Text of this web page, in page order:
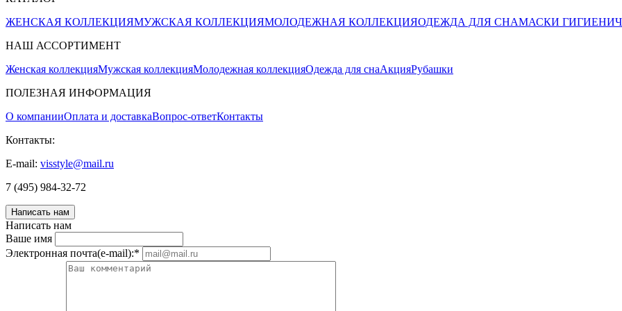
ЖЕНСКАЯ КОЛЛЕКЦИЯМУЖСКАЯ КОЛЛЕКЦИЯМОЛОДЕЖНАЯ КОЛЛЕКЦИЯОДЕЖДА ДЛЯ СНАМАСКИ
НАШ АССОРТИМЕНТ
Женская коллекцияМужская коллекцияМолодежная коллекцияОдежда для снаАкцияРубашки
ПОЛЕЗНАЯ ИНФОРМАЦИЯ
О компанииОплата и доставкаВопрос-ответКонтакты
Контакты:
E-mail: visstyle@mail.ru
7 (495) 984-32-72
Написать нам
Написать нам
Ваше имя
Электронная почта(e-mail):*